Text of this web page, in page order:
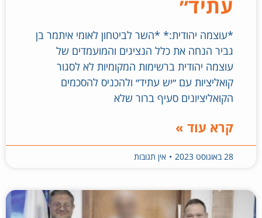
עתיד״
*עוצמה יהודית:* *השר לביטחון לאומי איתמר בן
גביר הנחה את כלל הנציגים והמועמדים של
עוצמה יהודית ברשימות המקומיות לא לסגור
קואליציות עם ״יש עתיד״ ולהכניס להסכמים
הקואליציונים סעיף ברור שלא
קרא עוד »
28 באוגוסט 2023 אין תגובות